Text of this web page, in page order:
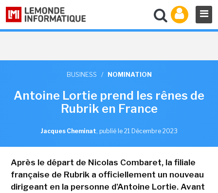
BUSINESS / NOMINATION
Antoine Lortie prend les rênes de
Rubrik en France
Jacques Cheminat, publié le 21 Décembre 2023
Après le départ de Nicolas Combaret, la filiale
française de Rubrik a officiellement un nouveau
dirigeant en la personne d'Antoine Lortie. Avant